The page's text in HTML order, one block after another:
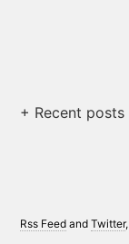
+ Recent posts
Rss Feedand Twitter,